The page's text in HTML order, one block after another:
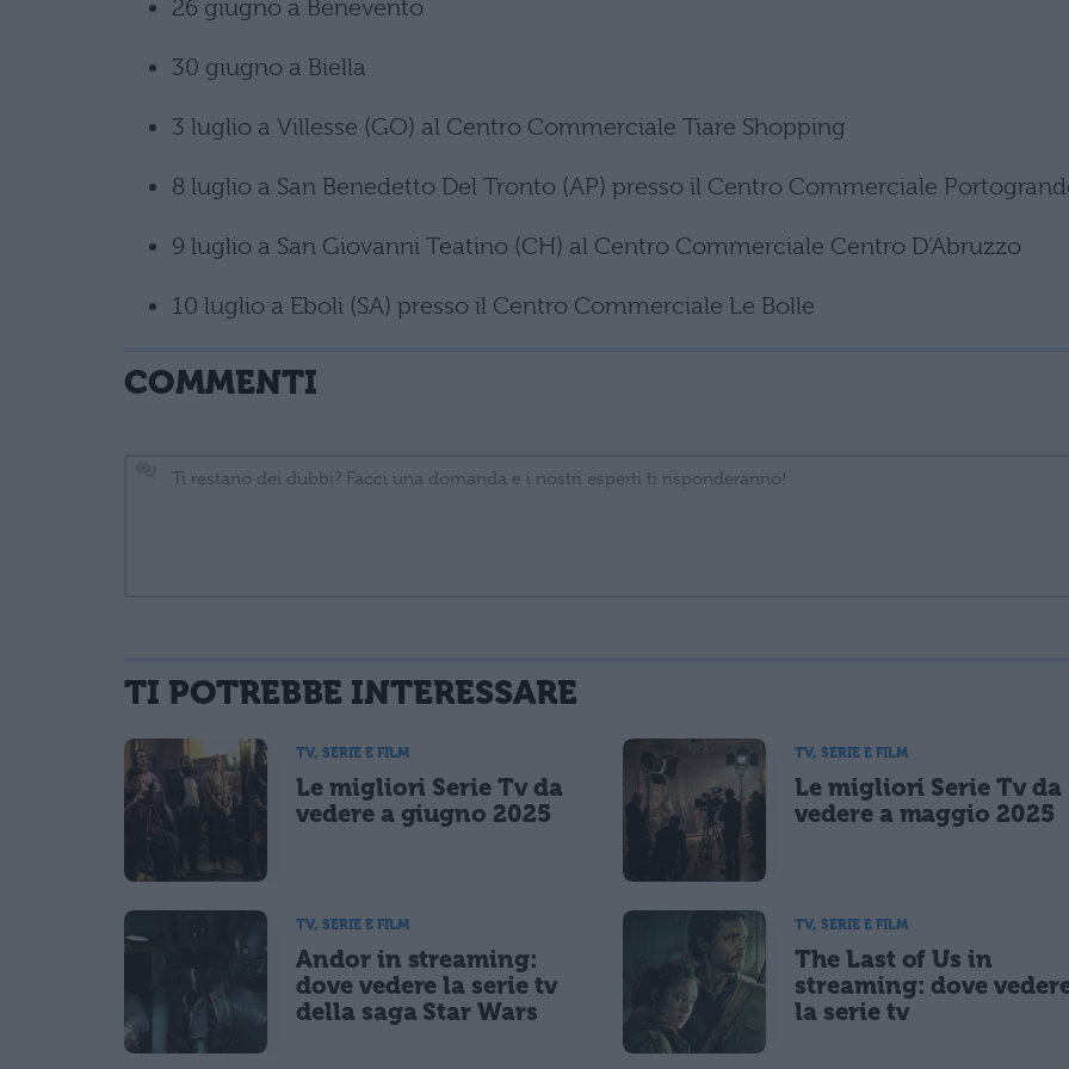
26 giugno a Benevento
30 giugno a Biella
3 luglio a Villesse (GO) al Centro Commerciale Tiare Shopping
8 luglio a San Benedetto Del Tronto (AP) presso il Centro Commerciale
9 luglio a San Giovanni Teatino (CH) al Centro Commerciale Centro D’Abruzzo
10 luglio a Eboli (SA) presso il Centro Commerciale Le Bolle
COMMENTI
informativa privacy
. Pubblicando questo commento dai il consenso affinché un cookie salvi i tuoi dati (nome, email) per il prossimo commento.
Ho letto e acconsento l' informativasulla privacy
Acconsento all'uso dei miei dati da parte di terzi per finalità di marketing diretto con modalità automatizzate o tradizionali
CONFERMA E PUBBLICA
TI POTREBBE INTERESSARE
TV, SERIE E FILM
Le migliori Serie Tv da
vedere a giugno 2025
TV, SERIE E FILM
Le migliori Serie Tv da
vedere a maggio 2025
TV, SERIE E FILM
Andor in streaming:
dove vedere la serie tv
della saga Star Wars
TV, SERIE E FILM
The Last of Us in
streaming: dove
la serie tv